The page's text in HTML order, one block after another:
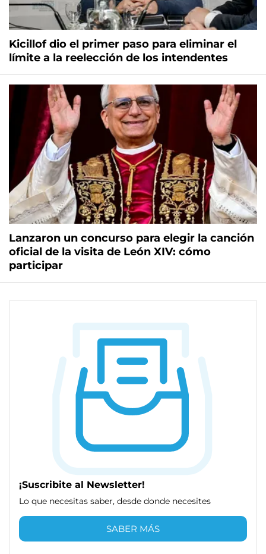
Kicillof dio el primer paso para eliminar el
límite a la reelección de los intendentes
Lanzaron un concurso para elegir la canción
oficial de la visita de León XIV: cómo
participar
¡Suscribite al Newsletter!
Lo que necesitas saber, desde donde necesites
SABER MÁS